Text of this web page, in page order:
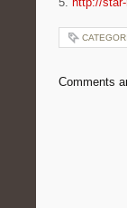
Comments